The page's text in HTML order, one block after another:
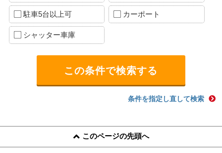
駐車5台以上可 カーポート
シャッター車庫
条件を指定し直して検索
このページの先頭へ